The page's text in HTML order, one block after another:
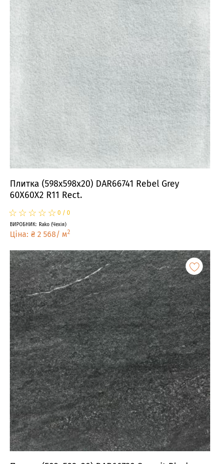
Плитка (598x598x20) DAR66741 Rebel Grey
60X60X2 R11 Rect.
☆
★☆
★☆
★☆
★☆
★ 0 / 0
ВИРОБНИК: Rako (Чехія)
Ціна: ₴ 2 568/ м2